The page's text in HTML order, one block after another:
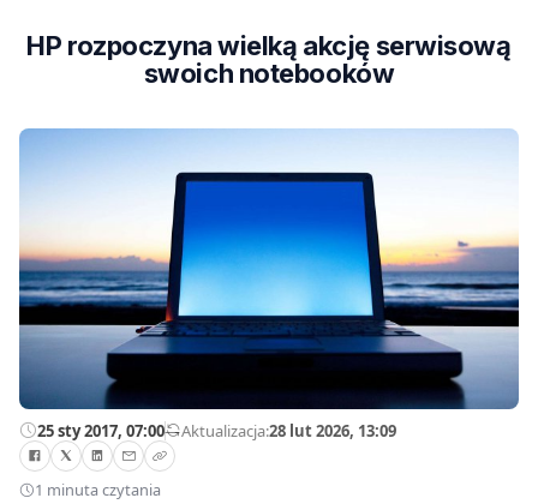
HP rozpoczyna wielką akcję serwisową
swoich notebooków
25 sty 2017, 07:00—Aktualizacja:28 lut 2026, 13:09
1 minuta czytania